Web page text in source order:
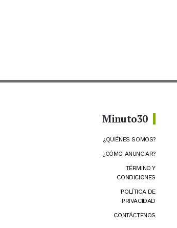
Minuto30
¿QUIÉNES SOMOS?
¿CÓMO ANUNCIAR?
TÉRMINO Y
CONDICIONES
POLÍTICA DE
PRIVACIDAD
CONTÁCTENOS